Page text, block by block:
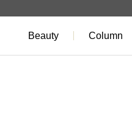
Beauty Column